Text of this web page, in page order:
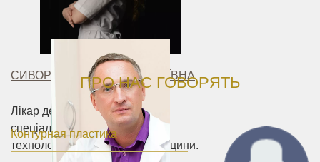
СИВОРАКША ЮЛІЯ МИКОЛАЇВНА
Лікар дерматолог-косметолог,
спеціаліст у галузі лазерних
технологій та естетичної медицини.
ПРО НАС ГОВОРЯТЬ
Контурная пластика